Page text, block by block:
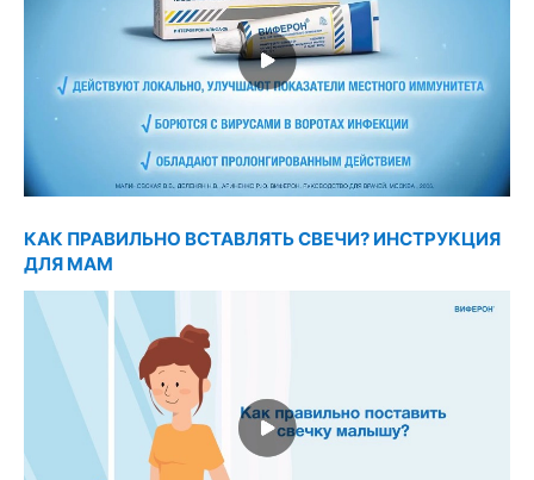
КАК ПРАВИЛЬНО ВСТАВЛЯТЬ СВЕЧИ? ИНСТРУКЦИЯ
ДЛЯ МАМ